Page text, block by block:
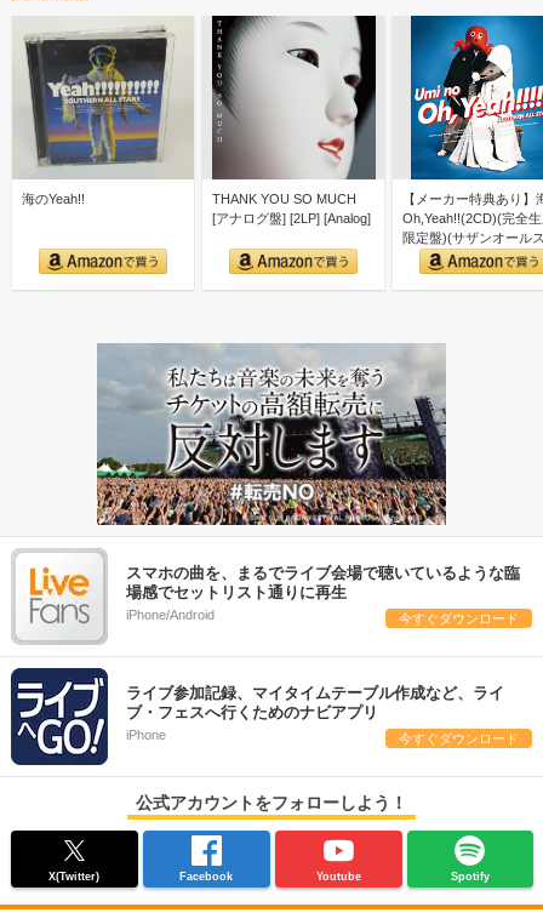
海のYeah!!
THANK YOU SO MUCH
[アナログ盤] [2LP] [Analog]
【メーカー特典あり】
Oh,Yeah!!(2CD)(完全
限定盤)(サザンオール
ーズ 40…
スマホの曲を、まるでライブ会場で聴いているような臨
場感でセットリスト通りに再生
iPhone/Android 今すぐダウンロード
ライブ参加記録、マイタイムテーブル作成など、ライ
ブ・フェスへ行くためのナビアプリ
iPhone 今すぐダウンロード
公式アカウントをフォローしよう！
X(Twitter) Facebook Youtube Spotify